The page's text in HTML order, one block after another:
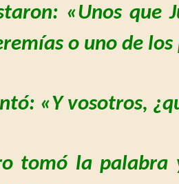
«Unos que
o uno de
«Y vosotros,
tomó la